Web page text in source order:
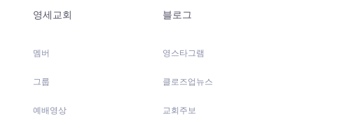
영세교회
멤버
그룹
예배영상
블로그
영스타그램
클로즈업뉴스
교회주보